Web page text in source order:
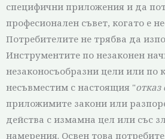
специфични приложения и да
професионален съвет, когато е
Потребителите не трябва да
Инструментите по незаконен
незаконосъобразни цели или по
несъвместим с настоящия "отказ
приложимите закони или
действа с измамна цел или със
намерения. Освен това